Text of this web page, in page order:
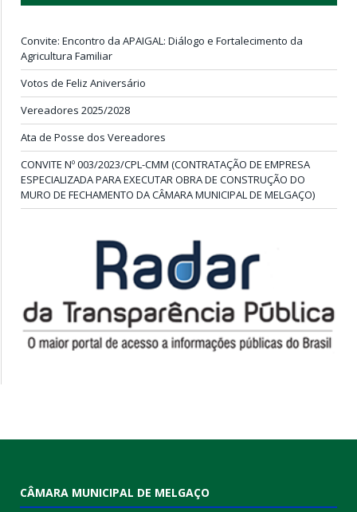
Convite: Encontro da APAIGAL: Diálogo e Fortalecimento da
Agricultura Familiar
Votos de Feliz Aniversário
Vereadores 2025/2028
Ata de Posse dos Vereadores
CONVITE Nº 003/2023/CPL-CMM (CONTRATAÇÃO DE EMPRESA
ESPECIALIZADA PARA EXECUTAR OBRA DE CONSTRUÇÃO DO
MURO DE FECHAMENTO DA CÂMARA MUNICIPAL DE MELGAÇO)
CÂMARA MUNICIPAL DE MELGAÇO